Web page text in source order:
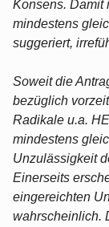
Konsens. Damit
mindestens
suggeriert,
Soweit die
bezüglich
Radikale u.a.
mindestens
Unzulässigkeit
Einerseits
eingereichten
wahrscheinlich.